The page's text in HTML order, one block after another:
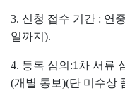
3. 신청 접수 기간 : 연
일까지).
4. 등록 심의:1차 서류
(개별 통보)(단 미수상